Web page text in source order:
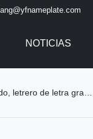
NOTICIAS
con dos agujeros